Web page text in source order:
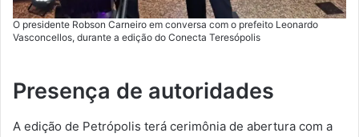
O presidente Robson Carneiro em conversa com o prefeito Leonardo
Vasconcellos, durante a edição do Conecta Teresópolis
Presença de autoridades
A edição de Petrópolis terá cerimônia de abertura com a